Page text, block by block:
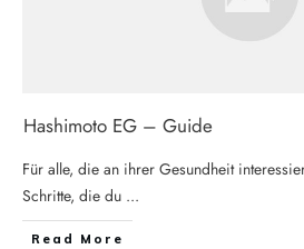
Hashimoto EG – Guide
Für alle, die an ihrer Gesundheit
Schritte, die du ...
Read More